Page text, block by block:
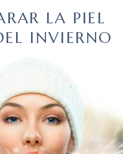
LA PIEL
INVIERNO